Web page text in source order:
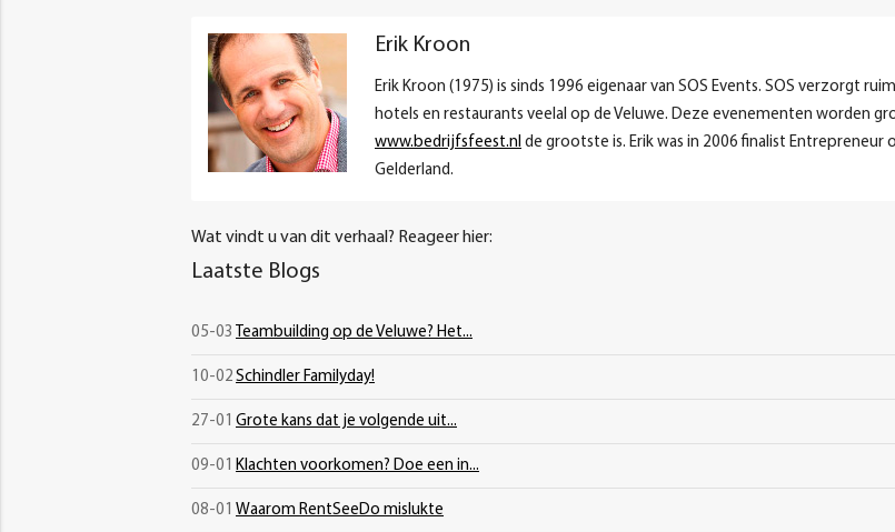
Erik Kroon
Erik Kroon (1975) is sinds 1996 eigenaar van SOS Events. SOS verzorgt
hotels en restaurants veelal op de Veluwe. Deze evenementen worden
www.bedrijfsfeest.nl de grootste is. Erik was in 2006 finalist Entrepreneur
Gelderland.
Wat vindt u van dit verhaal? Reageer hier:
Laatste Blogs
05-03 Teambuilding op de Veluwe? Het...
10-02 Schindler Familyday!
27-01 Grote kans dat je volgende uit...
09-01 Klachten voorkomen? Doe een in...
08-01 Waarom RentSeeDo mislukte